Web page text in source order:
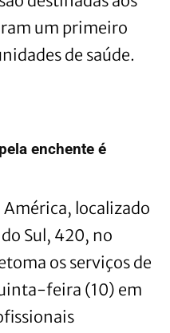
um primeiro
de saúde.
enchente é
América, localizado
Sul, 420, no
os serviços de
feira (10) em